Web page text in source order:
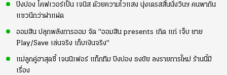
ปิงปอง โคฟเวอร์เป็น เจนิส ด้วยความไวแสง นุ่งเดรสสั้นนั่งวินฯ คนพากัน
แซวนึกว่าฝาแฝด
ออมสิน ปลุกพลังการออม จัด "ออมสิน presents เกิด แก่ เจ็บ ยาย
Play/Save เล่นจริง เก็บเงินจริง"
แม่ลูกคู่ฮาสุดซี้ เจนนิเฟอร์ แท็กทีม ปิงปอง ธงชัย ลงรายการใหม่ ร้านนี้มี
เรื่อง